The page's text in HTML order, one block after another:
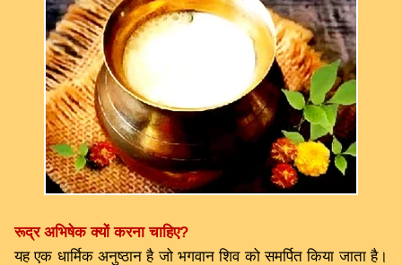
रूद्र अभिषेक क्यों करना चाहिए?
यह एक धार्मिक अनुष्ठान है जो भगवान शिव को समर्पित किया जाता है।